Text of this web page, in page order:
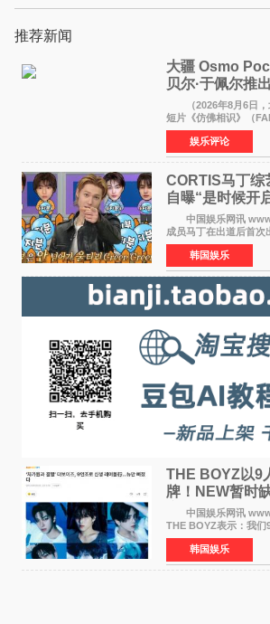
推荐新闻
大疆 Osmo
贝尔·于佩尔推
相识》
（2026年8月6日，
短片《仿佛相识》（
视频短片由戛纳国际电
于佩尔（Isabelle
疆首款双主摄口
娱乐评论
CORTIS马丁综
自曝“是时候开
美巡演火热进
中国娱乐网讯 www
成员马丁在出道后首次
目，展现了多才多艺
播出的MBC《Radio
之间，I&lsquo;m
韩国娱乐
THE BOYZ以9
牌！NEW暂时
定不移继续
中国娱乐网讯
THE BOYZ表示：我们
BOYZ组合活动，并且
签约。目前正在新生厂
离开THE BOYZ原所
韩国娱乐